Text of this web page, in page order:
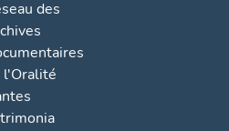
des
l'Oralité